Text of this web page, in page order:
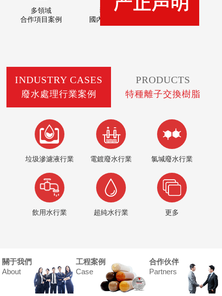
多領域
合作項目案例
獲眾多
國內國際認證
三小時
INDUSTRY CASES
廢水處理行業案例
PRODUCTS
特種離子交換樹脂
垃圾滲濾液行業 電鍍廢水行業 氯堿廢水行業
飲用水行業 超純水行業 更多
關于我們
About
工程案例
Case
合作伙伴
Partners